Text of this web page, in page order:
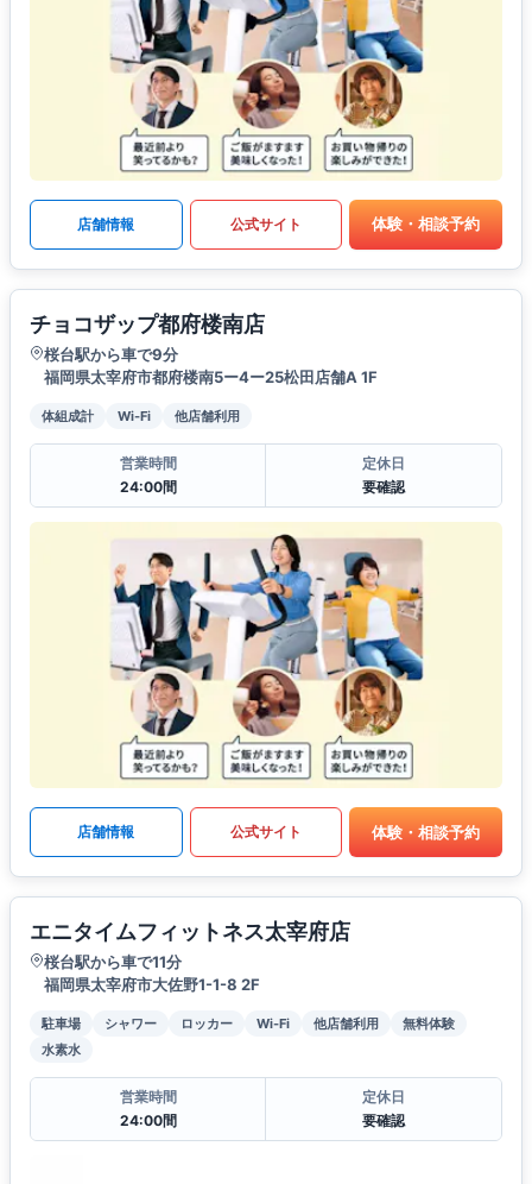
店舗情報 公式サイト 体験・相談予約
チョコザップ都府楼南店
桜台駅から車で9分
福岡県太宰府市都府楼南5ー4ー25松田店舗A 1F
体組成計 Wi-Fi 他店舗利用
営業時間
24:00間
定休日
要確認
店舗情報 公式サイト 体験・相談予約
エニタイムフィットネス太宰府店
桜台駅から車で11分
福岡県太宰府市大佐野1-1-8 2F
駐車場 シャワー ロッカー Wi-Fi 他店舗利用
無料体験
水素水
営業時間
24:00間
定休日
要確認